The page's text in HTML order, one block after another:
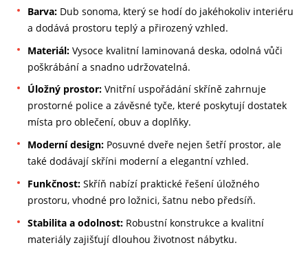
Barva: Dub sonoma, který se hodí do jakéhokoliv interiéru
a dodává prostoru teplý a přirozený vzhled.
Materiál: Vysoce kvalitní laminovaná deska, odolná vůči
poškrábání a snadno udržovatelná.
Úložný prostor: Vnitřní uspořádání skříně zahrnuje
prostorné police a závěsné tyče, které poskytují dostatek
místa pro oblečení, obuv a doplňky.
Moderní design: Posuvné dveře nejen šetří prostor, ale
také dodávají skříni moderní a elegantní vzhled.
Funkčnost: Skříň nabízí praktické řešení úložného
prostoru, vhodné pro ložnici, šatnu nebo předsíň.
Stabilita a odolnost: Robustní konstrukce a kvalitní
materiály zajišťují dlouhou životnost nábytku.